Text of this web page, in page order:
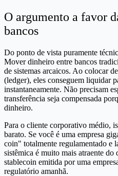
O argumento a favor
bancos
Do ponto de vista puramente
Mover dinheiro entre bancos
de sistemas arcaicos. Ao colocar
(ledger), eles conseguem liquidar
instantaneamente. Não precisam
transferência seja compensada
dinheiro.
Para o cliente corporativo médio,
barato. Se você é uma empresa
coin" totalmente regulamentado e
sistêmica é muito mais atraente
stablecoin emitida por uma
regulatório amanhã.